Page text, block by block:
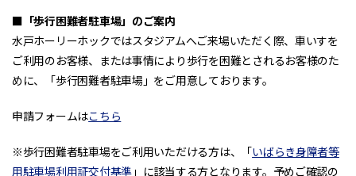
■「歩行困難者駐車場」のご案内
水戸ホーリーホックではスタジアムへご来場いただく際、車いすを
ご利用のお客様、または事情により歩行を困難とされるお客様のた
めに、「歩行困難者駐車場」をご用意しております。
申請フォームはこちら
※歩行困難者駐車場をご利用いただける方は、「いばらき身障者等
用駐車場利用証交付基準 」に該当する方となります。予めご確認の